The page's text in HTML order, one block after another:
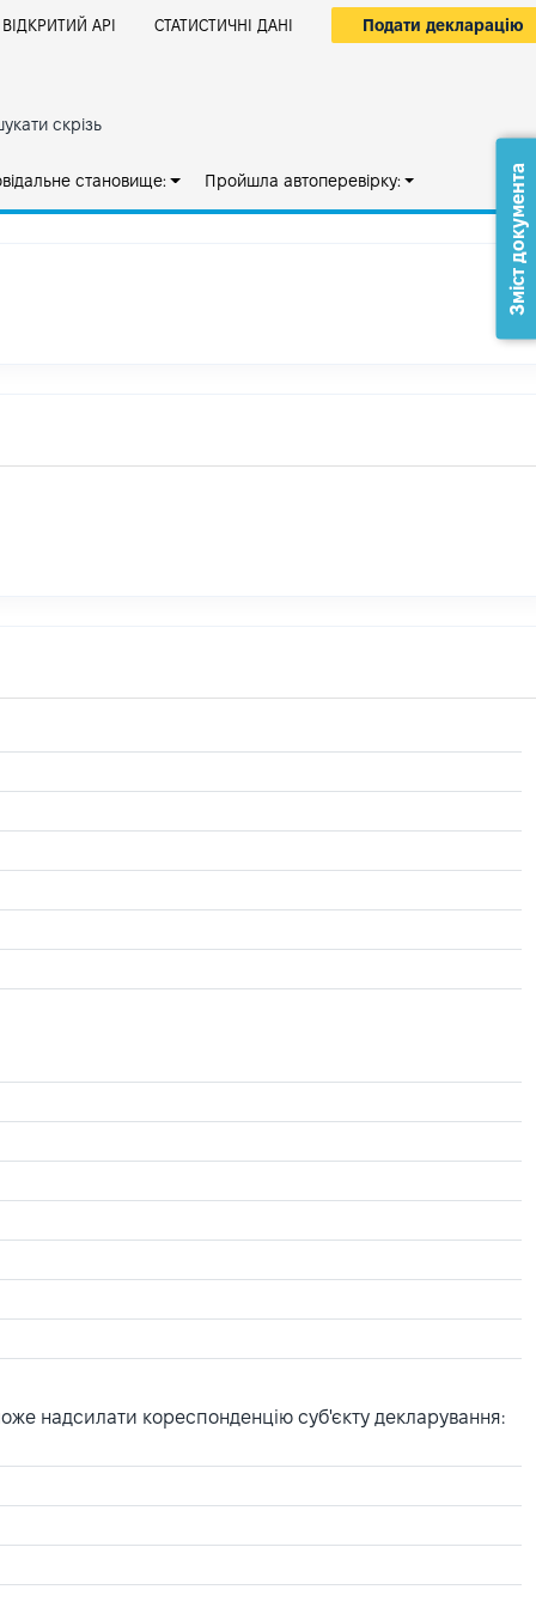
ВІДКРИТИЙ АРІ СТАТИСТИЧНІ ДАНІ Подати декларацію
скрізь
становище: Пройшла автоперевірку:
надсилати кореспонденцію суб'єкту декларування:
Зміст документа